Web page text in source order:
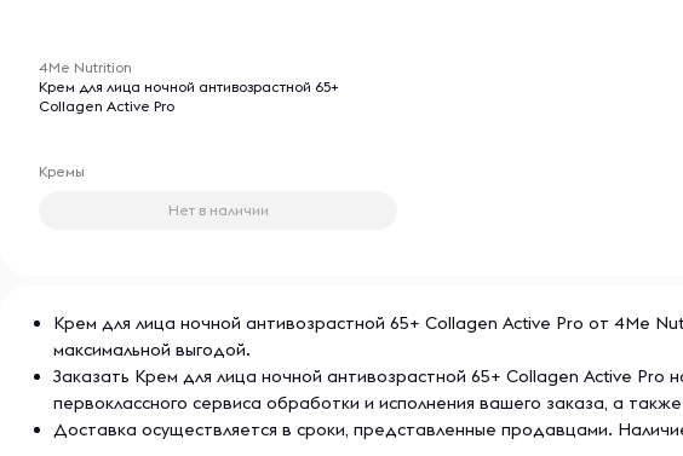
бренда вы сможете собрать подарочный косметический набор на
праздник для женщин, девушек и мужчин.
4Me Nutrition
Крем для лица ночной антивозрастной 65+
Collagen Active Pro
Кремы
Нет в наличии
Крем для лица ночной антивозрастной 65+ Collagen Active Pro от 4Me
максимальной выгодой.
Заказать Крем для лица ночной антивозрастной 65+ Collagen Active
первоклассного сервиса обработки и исполнения вашего заказа, а
Доставка осуществляется в сроки, представленные продавцами.